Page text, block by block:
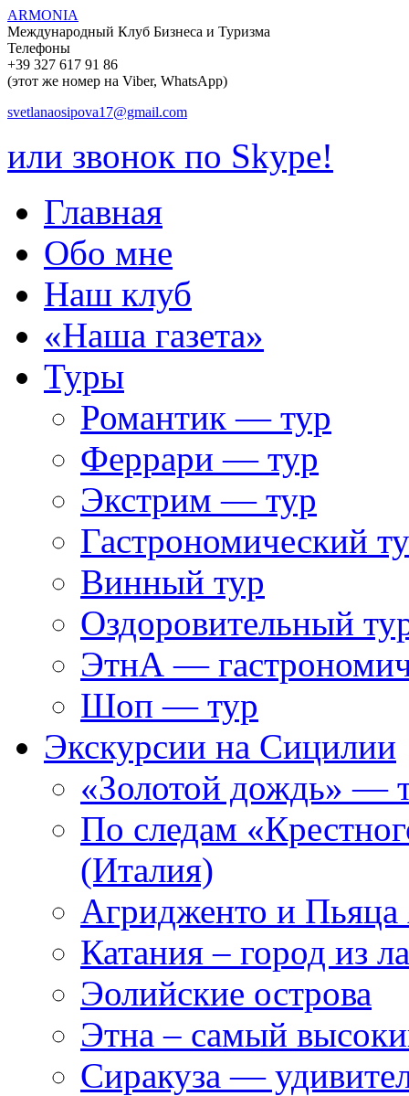
ARMONIA
Международный Клуб Бизнеса и Туризма
Телефоны
+39 327 617 91 86
(этот же номер на Viber, WhatsApp)
svetlanaosipova17@gmail.com
или звонок по Skype!
Главная
Обо мне
Наш клуб
«Наша газета»
Туры
Романтик — тур
Феррари — тур
Экстрим — тур
Гастрономический
Винный тур
Оздоровительный
ЭтнА —
Шоп — тур
Экскурсии на Сицилии
«Золотой дождь» —
По следам
(Италия)
Агридженто и
Катания – город из
Эолийские острова
Этна – самый
Сиракуза —